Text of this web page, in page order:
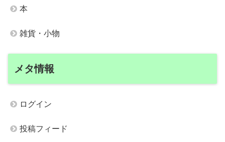
本
雑貨・小物
メタ情報
ログイン
投稿フィード